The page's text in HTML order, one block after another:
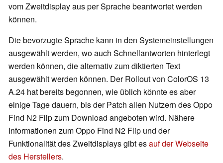
vom Zweitdisplay aus per Sprache beantwortet werden
können.
Die bevorzugte Sprache kann in den Systemeinstellungen
ausgewählt werden, wo auch Schnellantworten hinterlegt
werden können, die alternativ zum diktierten Text
ausgewählt werden können. Der Rollout von ColorOS 13
A.24 hat bereits begonnen, wie üblich könnte es aber
einige Tage dauern, bis der Patch allen Nutzern des Oppo
Find N2 Flip zum Download angeboten wird. Nähere
Informationen zum Oppo Find N2 Flip und der
Funktionalität des Zweitdisplays gibt esauf der Webseite
des Herstellers.